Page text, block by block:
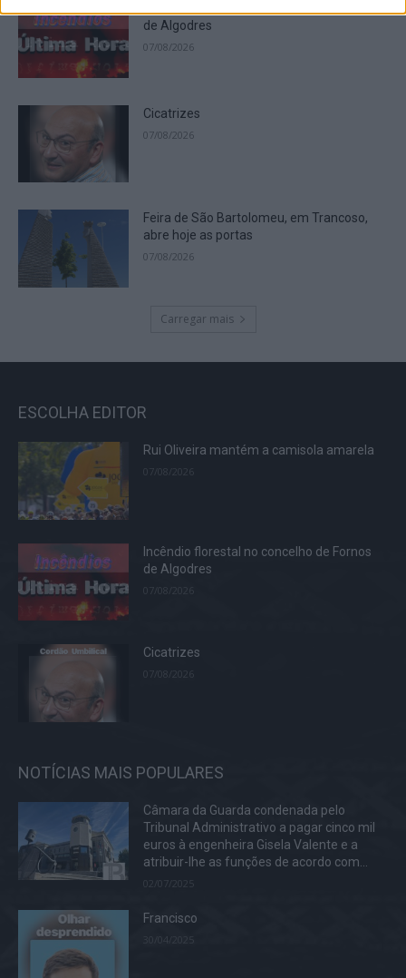
de Algodres
07/08/2026
Cicatrizes
07/08/2026
Feira de São Bartolomeu, em Trancoso,
abre hoje as portas
07/08/2026
Carregar mais
ESCOLHA EDITOR
Rui Oliveira mantém a camisola amarela
07/08/2026
Incêndio florestal no concelho de Fornos
de Algodres
07/08/2026
Cicatrizes
07/08/2026
NOTÍCIAS MAIS POPULARES
Câmara da Guarda condenada pelo
Tribunal Administrativo a pagar cinco mil
euros à engenheira Gisela Valente e a
atribuir-lhe as funções de acordo com...
02/07/2025
Francisco